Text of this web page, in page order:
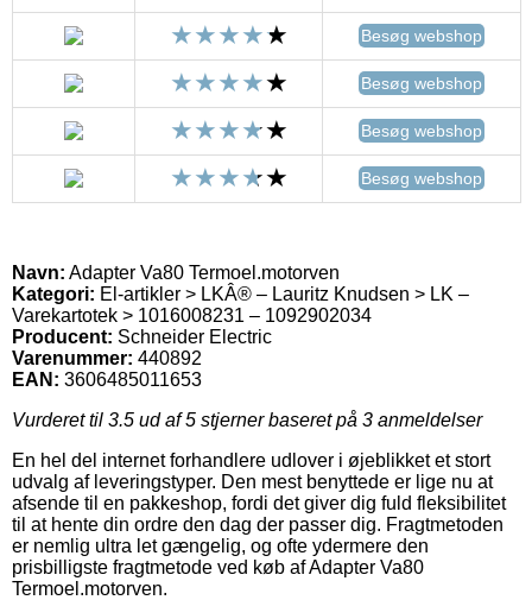
Besøg webshop
Besøg webshop
Besøg webshop
Besøg webshop
Navn: Adapter Va80 Termoel.motorven
Kategori: El-artikler > LKÂ® – Lauritz Knudsen > LK –
Varekartotek > 1016008231 – 1092902034
Producent: Schneider Electric
Varenummer: 440892
EAN: 3606485011653
Vurderet til 3.5 ud af 5 stjerner baseret på 3 anmeldelser
En hel del internet forhandlere udlover i øjeblikket et stort
udvalg af leveringstyper. Den mest benyttede er lige nu at
afsende til en pakkeshop, fordi det giver dig fuld fleksibilitet
til at hente din ordre den dag der passer dig. Fragtmetoden
er nemlig ultra let gængelig, og ofte ydermere den
prisbilligste fragtmetode ved køb af Adapter Va80
Termoel.motorven.